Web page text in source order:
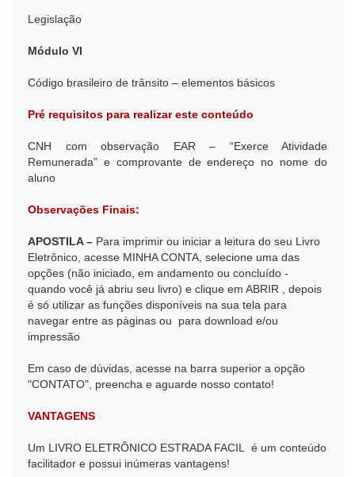
Legislação
Módulo VI
Código brasileiro de trânsito – elementos básicos
Pré requisitos para realizar este conteúdo
CNH com observação EAR – “Exerce Atividade
Remunerada” e comprovante de endereço no nome do
aluno
Observações Finais:
APOSTILA – Para imprimir ou iniciar a leitura do seu Livro
Eletrônico, acesse MINHA CONTA, selecione uma das
opções (não iniciado, em andamento ou concluído -
quando você já abriu seu livro) e clique em ABRIR , depois
é só utilizar as funções disponíveis na sua tela para
navegar entre as páginas ou para download e/ou
impressão
Em caso de dúvidas, acesse na barra superior a opção
"CONTATO", preencha e aguarde nosso contato!
VANTAGENS
Um LIVRO ELETRÔNICO ESTRADA FACIL é um conteúdo
facilitador e possui inúmeras vantagens!